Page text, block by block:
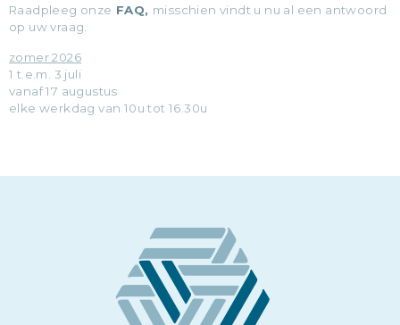
Raadpleeg onze FAQ, misschien vindt u nu al een antwoord
op uw vraag.
zomer 2026
1 t.e.m. 3 juli
vanaf 17 augustus
elke werkdag van 10u tot 16.30u